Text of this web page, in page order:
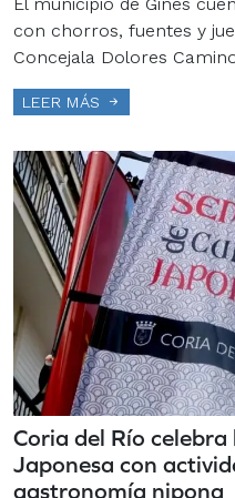
con chorros, fuentes y
Concejala Dolores
LEER MÁS
Coria del Río
Japonesa con
gastronomía nipona